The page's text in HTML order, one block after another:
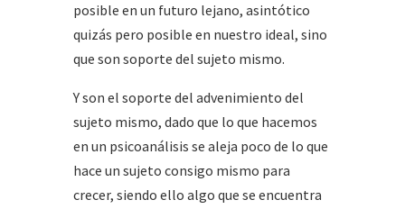
posible en un futuro lejano, asintótico
quizás pero posible en nuestro ideal, sino
que son soporte del sujeto mismo.
Y son el soporte del advenimiento del
sujeto mismo, dado que lo que hacemos
en un psicoanálisis se aleja poco de lo que
hace un sujeto consigo mismo para
crecer, siendo ello algo que se encuentra